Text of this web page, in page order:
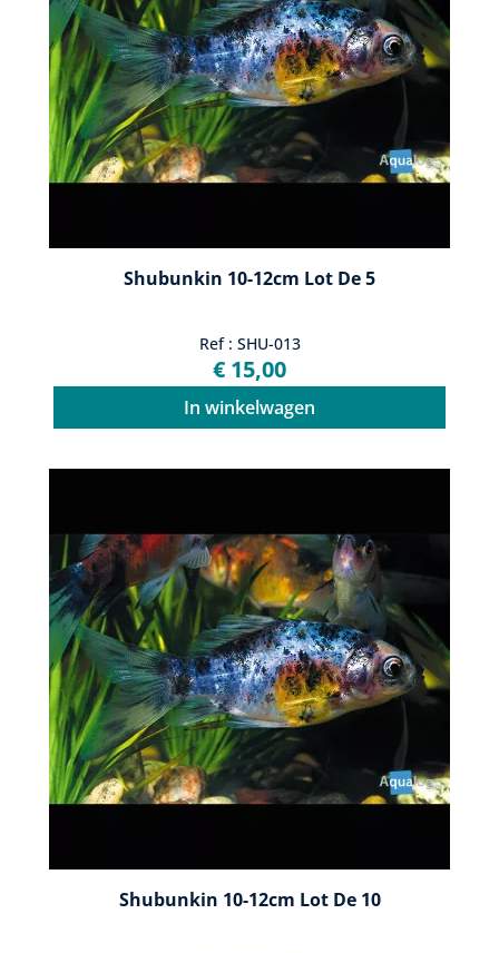
Shubunkin 10-12cm Lot De 5
Ref : SHU-013
€ 15,00
In winkelwagen
Shubunkin 10-12cm Lot De 10